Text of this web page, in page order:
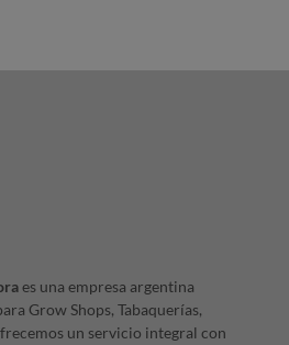
es una empresa argentina
Grow Shops, Tabaquerías,
un servicio integral con